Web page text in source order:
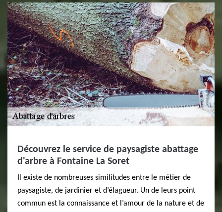
Découvrez le service de paysagiste abattage
d'arbre à Fontaine La Soret
Il existe de nombreuses similitudes entre le métier de
paysagiste, de jardinier et d’élagueur. Un de leurs point
commun est la connaissance et l’amour de la nature et de